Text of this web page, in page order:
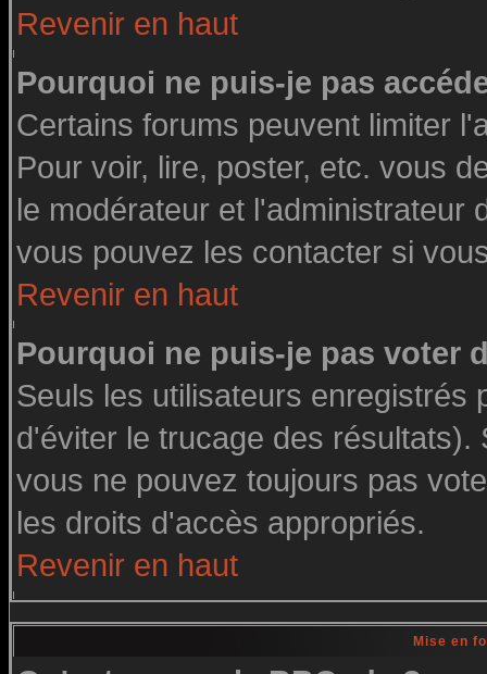
Revenir en haut
Pourquoi ne puis-je pas
Certains forums peuvent limiter
Pour voir, lire, poster, etc. vous
le modérateur et l'administrateur
vous pouvez les contacter si
Revenir en haut
Pourquoi ne puis-je pas voter
Seuls les utilisateurs enregistrés
d'éviter le trucage des
vous ne pouvez toujours pas
les droits d'accès appropriés.
Revenir en haut
Mise en